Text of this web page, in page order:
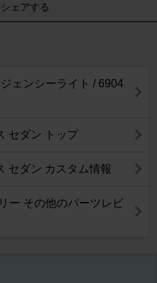
ェアする
ェンシーライト / 6904
セダン トップ
セダン カスタム情報
ー その他のパーツレビ